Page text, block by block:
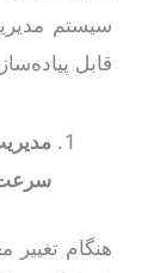
سیستم‌
قابل
سرعت
هنگام